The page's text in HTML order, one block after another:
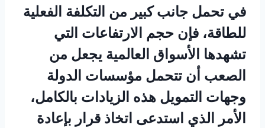
في تحمل جانب كبير من التكلفة الفعلية
للطاقة، فإن حجم الارتفاعات التي
تشهدها الأسواق العالمية يجعل من
الصعب أن تتحمل مؤسسات الدولة
وجهات التمويل هذه الزيادات بالكامل،
الأمر الذي استدعى اتخاذ قرار بإعادة